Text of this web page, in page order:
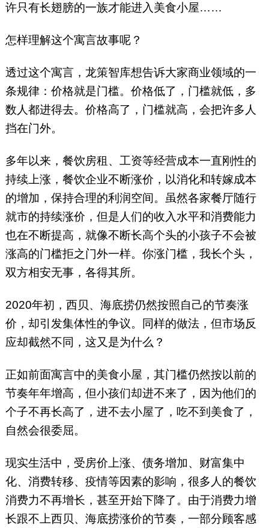
许只有长翅膀的一族才能进入美食小屋……
怎样理解这个寓言故事呢？
透过这个寓言，龙策智库想告诉大家商业领域的一
条规律：价格就是门槛。价格低了，门槛就低，多
数人都进得去。价格高了，门槛就高，会把许多人
挡在门外。
多年以来，餐饮房租、工资等经营成本一直刚性的
持续上涨，餐饮企业不断涨价，以消化和转嫁成本
的增加，保持合理的利润空间。虽然各家餐厅随行
就市的持续涨价，但是人们的收入水平和消费能力
也在不断提高，就像不断长高个头的小孩子不会被
涨高的门槛拒之门外一样。你涨门槛，我长个头，
双方相安无事，各得其所。
2020年初，西贝、海底捞仍然按照自己的节奏涨
价，却引发集体性的争议。同样的做法，但市场反
应却截然不同，这又是为什么？
正如前面寓言中的美食小屋，其门槛仍然按以前的
节奏年年增高，但小孩们却进不来了，因为他们的
个子不再长高了，进不去小屋了，吃不到美食了，
自然会很委屈。
现实生活中，受房价上涨、债务增加、财富集中
化、消费转移、疫情等因素的影响，很多人的餐饮
消费力不再增长，甚至开始下降了。由于消费力增
长跟不上西贝、海底捞涨价的节奏，一部分顾客感